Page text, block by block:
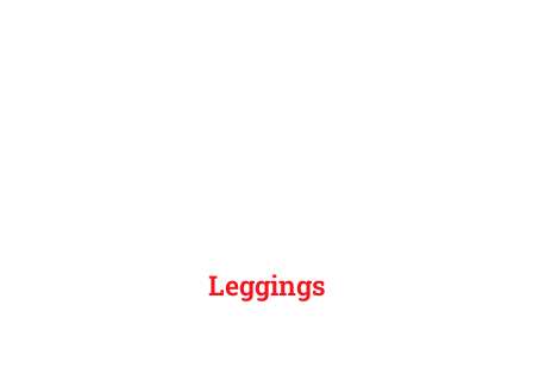
Leggings